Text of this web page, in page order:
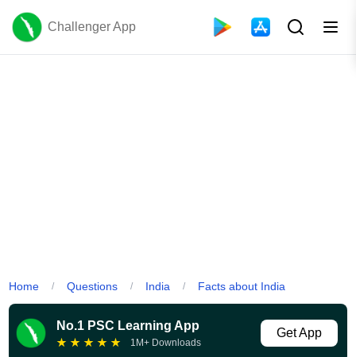
Challenger App
Home / Questions / India / Facts about India
No.1 PSC Learning App
★ ★ ★ ★ ★ 1M+ Downloads
Get App